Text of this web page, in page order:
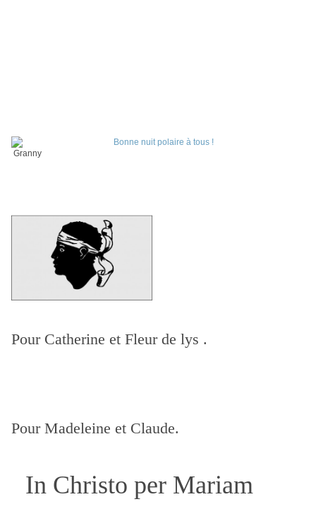
Granny
Pour Catherine et Fleur de lys .
Pour Madeleine et Claude.
In Christo per Mariam